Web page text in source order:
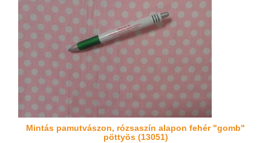
Mintás pamutvászon, rózsaszín alapon fehér "gomb"
pöttyös (13051)